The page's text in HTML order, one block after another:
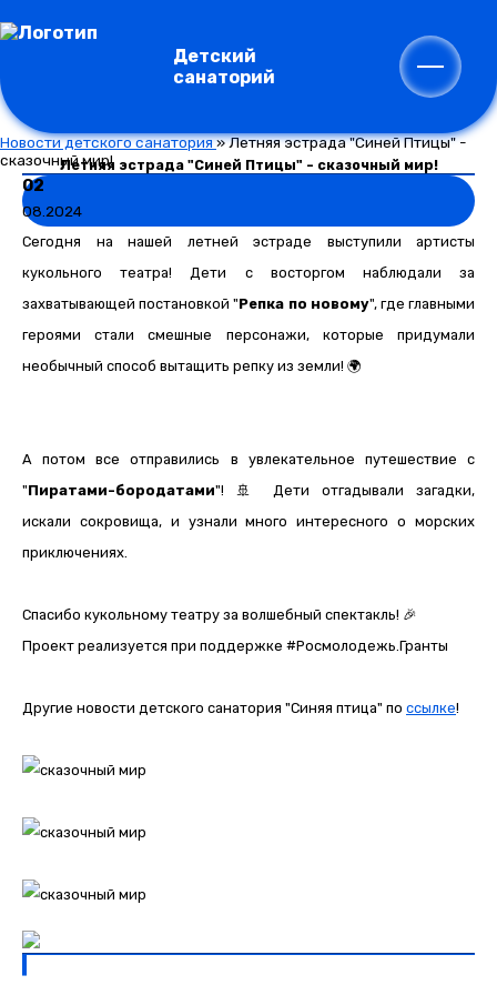
Детский
санаторий
Новости детского санатория»Летняя эстрада "Синей Птицы" -
сказочный мир!Летняя эстрада "Синей Птицы" - сказочный мир!
02
08.2024
Сегодня на нашей летней эстраде выступили артисты
кукольного театра! Дети с восторгом наблюдали за
захватывающей постановкой "Репка по новому", где главными
героями стали смешные персонажи, которые придумали
необычный способ вытащить репку из земли! 🌍
А потом все отправились в увлекательное путешествие с
"Пиратами-бородатами"! 🚢 Дети отгадывали загадки,
искали сокровища, и узнали много интересного о морских
приключениях.
Спасибо кукольному театру за волшебный спектакль! 🎉
Проект реализуется при поддержке #Росмолодежь.Гранты
Другие новости детского санатория "Синяя птица" по ссылке!